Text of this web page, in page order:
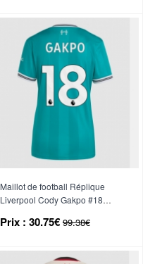
Maillot de football Réplique
Liverpool Cody Gakpo #18
Manche Courte
Prix : 30.75€ 99.38€